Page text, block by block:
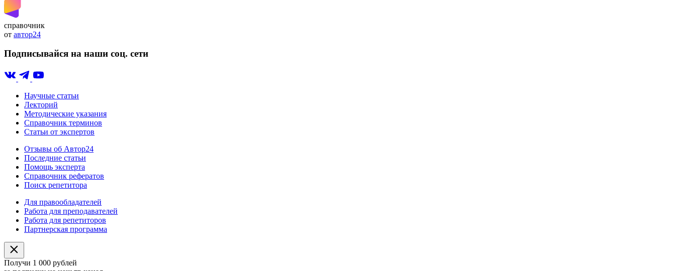
справочник
от автор24
Подписывайся на наши соц. сети
Научные статьи
Лекторий
Методические указания
Справочник терминов
Статьи от экспертов
Отзывы об Автор24
Последние статьи
Помощь эксперта
Справочник рефератов
Поиск репетитора
Для правообладателей
Работа для преподавателей
Работа для репетиторов
Партнерская программа
Получи 1 000 рублей